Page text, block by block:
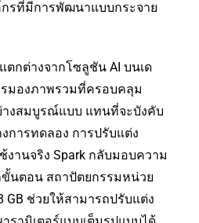
รที่มีการพัฒนาแบบกระจาย
ตกต่างจากโซลูชัน AI บนเด
มองภาพรวมที่ครอบคลุม
งสมบูรณ์แบบ แทนที่จะบังคับ
การทดลอง การปรับแต่ง
งานจริง Spark กลับมอบความ
นตอน สถาปัตยกรรมหน่วย
GB ช่วยให้สามารถปรับแต่ง